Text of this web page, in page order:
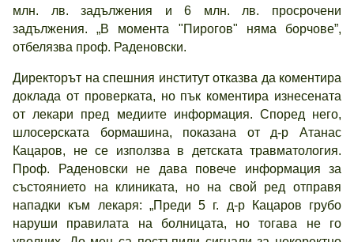
млн. лв. задължения и 6 млн. лв. просрочени
задължения. „В момента "Пирогов" няма борчове”,
отбелязва проф. Раденовски.
Директорът на спешния институт отказва да коментира
доклада от проверката, но пък коментира изнесената
от лекари пред медиите информация. Според него,
шлосерската бормашина, показана от д-р Атанас
Кацаров, не се използва в детската травматология.
Проф. Раденовски не дава повече информация за
състоянието на клиниката, но на свой ред отправя
нападки към лекаря: „Преди 5 г. д-р Кацаров грубо
наруши правилата на болницата, но тогава не го